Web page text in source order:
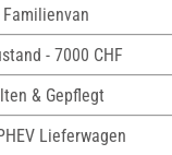
Familienvan
- 7000 CHF
& Gepflegt
Lieferwagen